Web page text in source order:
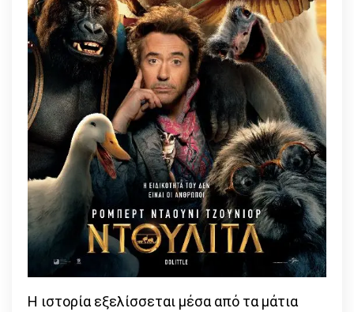
Η ιστορία εξελίσσεται μέσα από τα μάτια